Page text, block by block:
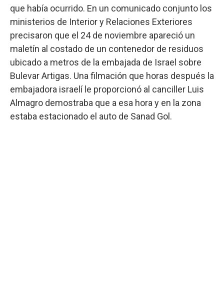
que había ocurrido. En un comunicado conjunto los
ministerios de Interior y Relaciones Exteriores
precisaron que el 24 de noviembre apareció un
maletín al costado de un contenedor de residuos
ubicado a metros de la embajada de Israel sobre
Bulevar Artigas. Una filmación que horas después la
embajadora israelí le proporcionó al canciller Luis
Almagro demostraba que a esa hora y en la zona
estaba estacionado el auto de Sanad Gol.